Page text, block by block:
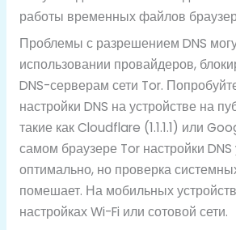
работы временных файлов
Проблемы с разрешением DNS
использовании провайдеров,
DNS-серверам сети Tor.
настройки DNS на устройстве на
такие как Cloudflare (1.1.1.1) или
самом браузере Tor настройки
оптимально, но проверка
помешает. На мобильных
настройках Wi-Fi или сотовой сети.